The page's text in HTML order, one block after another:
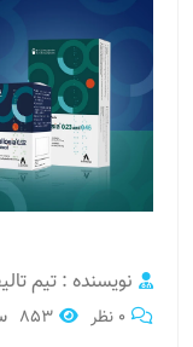
نویسنده : تیم
0 نظر
853